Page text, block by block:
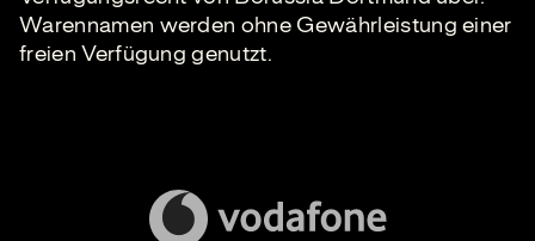
Warennamen werden ohne Gewährleistung einer
freien Verfügung genutzt.